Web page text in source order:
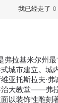
弗拉基米尔州
城市建立。城
亚托斯拉夫·
治大教堂——弗
以装饰性雕刻
我已经走了 0